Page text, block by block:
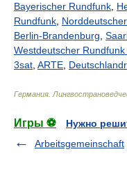
Bayerischer Rundfunk
Rundfunk
Berlin-Brandenburg
Westdeutscher Rundfunk
3sat ARTE
Германия.
Игры ⚽
Нужно
Arbeitsgemeinschaft